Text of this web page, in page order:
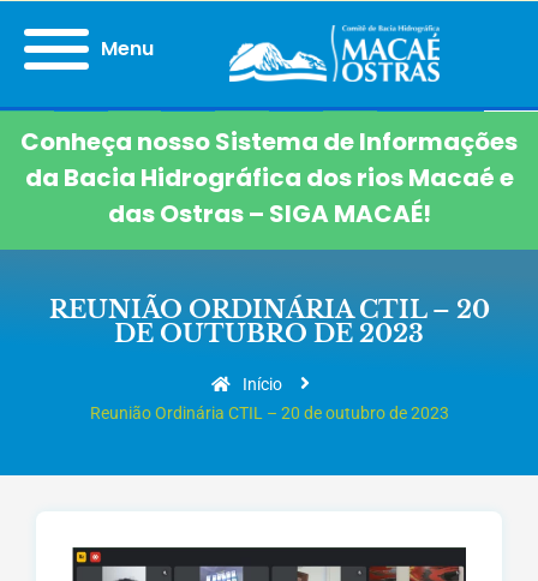
Menu
Conheça nosso Sistema de Informações
da Bacia Hidrográfica dos rios Macaé e
das Ostras – SIGA MACAÉ!
REUNIÃO ORDINÁRIA CTIL – 20
DE OUTUBRO DE 2023
Início
Reunião Ordinária CTIL – 20 de outubro de 2023